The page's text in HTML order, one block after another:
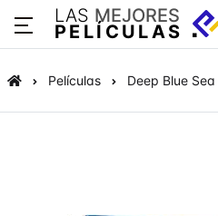
LAS MEJORES
PELÍCULAS
Películas Deep Blue